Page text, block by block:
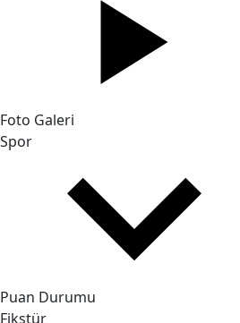
Foto Galeri
Spor
Puan Durumu
Fikstür